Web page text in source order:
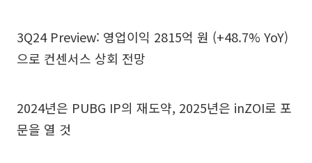
3Q24 Preview: 영업이익 2815억 원 (+48.7% YoY)
으로 컨센서스 상회 전망
2024년은 PUBG IP의 재도약, 2025년은 inZOI로 포
문을 열 것